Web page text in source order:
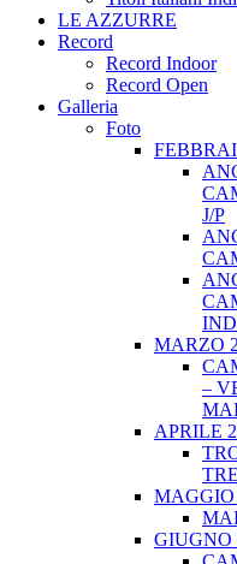
LE AZZURRE
Record
Record Indoor
Record Open
Galleria
Foto
J/P
MARZO
–
APRILE
MAGGIO
GIUGNO